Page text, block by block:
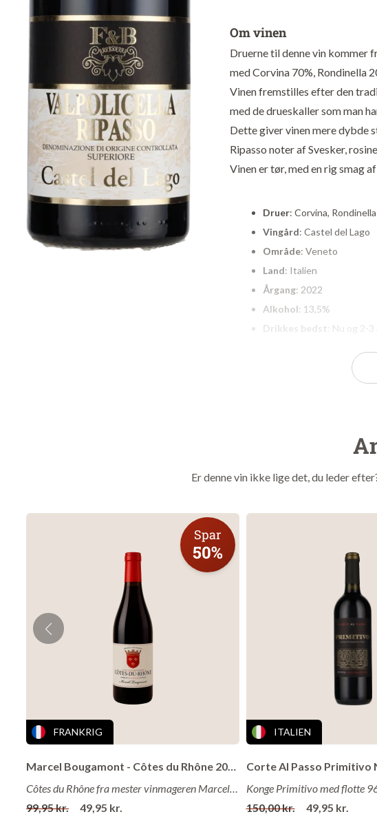
Om vinen
Druerne til denne vin kommer
med Corvina 70%, Rondinella
Vinen fremstilles efter den
med de drueskaller som man
Dette giver vinen mere dybde
Ripasso noter af Svesker,
Vinen er tør, med en rig smag
Druer: Corvina,
Vingård: Castel del Lago
Område: Veneto
Land: Italien
Årgang: 2022
Alkohol: 13,5%
Drikkes bedst : Nu og 2-
den berømte vingård Ruffino i
Efterfølgende grundlagde
tilgængelige og drikkevenlige
forestrækker det. Dejlig
dette, med en række meget
Er denne vin ikke lige det, du leder
Spar
50%
FRANKRIG
Marcel Bougamont - Côtes du Rhône 2019
Côtes du Rhône fra mester vinmageren Marcel Bougamont til vanvittig lav pris!
99,95 kr.
49,95 kr.
ITALIEN
150,00 kr.
49,95 kr.